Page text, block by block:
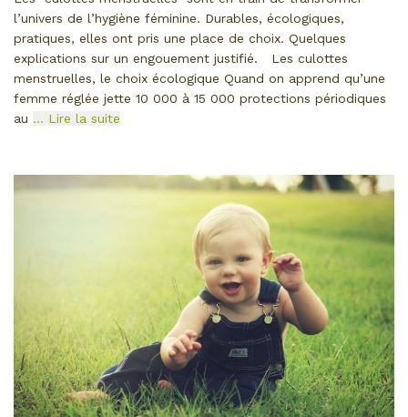
l’univers de l’hygiène féminine. Durables, écologiques,
pratiques, elles ont pris une place de choix. Quelques
explications sur un engouement justifié. Les culottes
menstruelles, le choix écologique Quand on apprend qu’une
femme réglée jette 10 000 à 15 000 protections périodiques
au … Lire la suite